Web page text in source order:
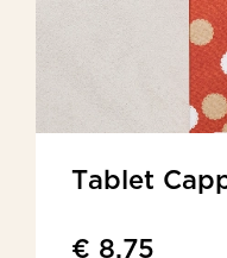
Tablet
€ 8.75